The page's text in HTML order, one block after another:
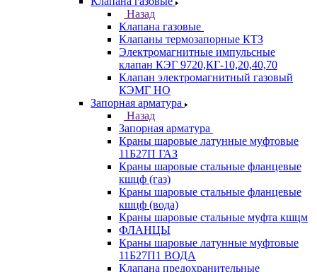
Назад
Клапана газовые
Клапаны термозапорные КТЗ
Электромагнитные импульсные
клапан КЭГ 9720,КГ-10,20,40,70
Клапан электромагнитный газовый
КЭМГ НО
Запорная арматура
Назад
Запорная арматура
Краны шаровые латунные муфтовые
11Б27П ГАЗ
Краны шаровые стальные фланцевые
кшцф (газ)
Краны шаровые стальные фланцевые
кшцф (вода)
Краны шаровые стальные муфта кшцм
ФЛАНЦЫ
Краны шаровые латунные муфтовые
11Б27П1 ВОДА
Клапана предохранительные